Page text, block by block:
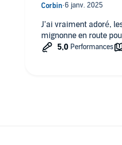
J’ai vraiment adoré,
mignonne en route